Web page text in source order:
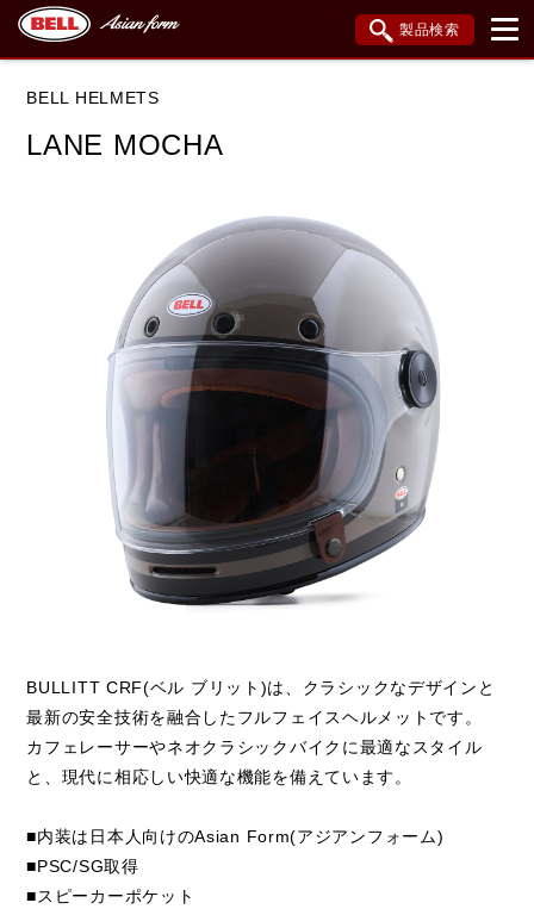
製品検索
データを準備しています。
閉じる
BELL HELMETS
LANE MOCHA
BULLITT CRF(ベル ブリット)は、クラシックなデザインと
最新の安全技術を融合したフルフェイスヘルメットです。
カフェレーサーやネオクラシックバイクに最適なスタイル
と、現代に相応しい快適な機能を備えています。
■内装は日本人向けのAsian Form(アジアンフォーム)
■PSC/SG取得
■スピーカーポケット